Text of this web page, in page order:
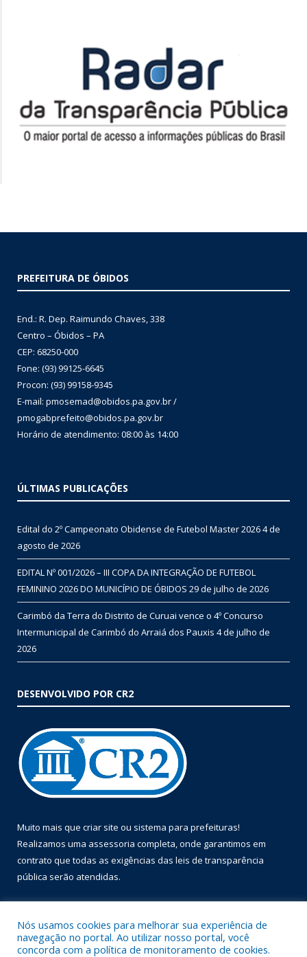
PREFEITURA DE ÓBIDOS
End.: R. Dep. Raimundo Chaves, 338
Centro – Óbidos – PA
CEP: 68250-000
Fone: (93) 99125-6645
Procon: (93) 99158-9345
E-mail: pmosemad@obidos.pa.gov.br /
pmogabprefeito@obidos.pa.gov.br
Horário de atendimento: 08:00 às 14:00
ÚLTIMAS PUBLICAÇÕES
Edital do 2º Campeonato Obidense de Futebol Master 20264 de
agosto de 2026
EDITAL Nº 001/2026 – III COPA DA INTEGRAÇÃO DE FUTEBOL
FEMININO 2026 DO MUNICÍPIO DE ÓBIDOS 29 de julho de 2026
Carimbó da Terra do Distrito de Curuai vence o 4º Concurso
Intermunicipal de Carimbó do Arraiá dos Pauxis 4 de julho de
2026
DESENVOLVIDO POR CR2
Muito mais que criar site ou sistema para prefeituras!
Realizamos uma assessoria completa, onde garantimos em
contrato que todas as exigências das leis de transparência
pública serão atendidas.
Nós usamos cookies para melhorar sua experiência de
navegação no portal. Ao utilizar nosso portal, você
concorda com a política de monitoramento de cookies.